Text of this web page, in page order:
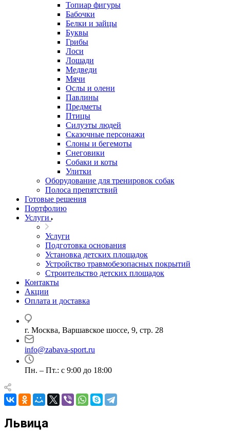
Топиар фигуры
Бабочки
Белки и зайцы
Буквы
Грибы
Лоси
Лошади
Медведи
Мячи
Ослы и олени
Павлины
Предметы
Птицы
Силуэты людей
Сказочные персонажи
Слоны и бегемоты
Снеговики
Собаки и коты
Улитки
Оборудование для тренировок собак
Полоса препятствий
Готовые решения
Портфолию
Услуги
Услуги
Подготовка основания
Установка детских площадок
Устройство травмобезопасных покрытий
Строительство детских площадок
Контакты
Акции
Оплата и доставка
г. Москва, Варшавское шоссе, 9, стр. 28
info@zabava-sport.ru
Пн. – Пт.: с 9:00 до 18:00
Львица